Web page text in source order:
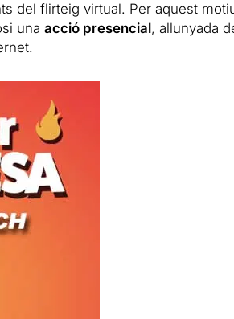
del flirteig virtual. Per aquest
una acció presencial, allunyada